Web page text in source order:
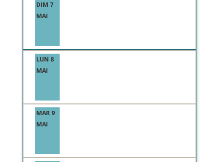
DIM 7
MAI
LUN 8
MAI
MAR 9
MAI